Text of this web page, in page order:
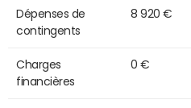
Dépenses de
contingents
8 920 €
Charges
financières
0 €